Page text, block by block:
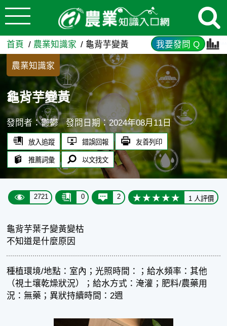
跳到主要內容
龜背芋變黃 - 農業知識入口網
首頁 農業知識家 龜背芋變黃 我要發問 Q
農業知識家
龜背芋變黃
發問者：鬱鬱 發問日期：2024年08月11日
放入追蹤 錯誤回報 友善列印
推薦詞彙 以文找文
2721 0 2 1 人評價
龜背芋葉子變黃變枯
不知道是什麼原因
種植環境/地點：室內；光照時間：；給水頻率：其他
（視土壤乾燥狀況）；給水方式：淹灌；肥料/農藥用
況：無藥；異狀持續時間：2週